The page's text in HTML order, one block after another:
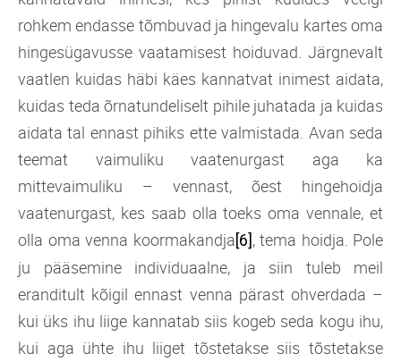
rohkem endasse tõmbuvad ja hingevalu kartes oma
hingesügavusse vaatamisest hoiduvad. Järgnevalt
vaatlen kuidas häbi käes kannatvat inimest aidata,
kuidas teda õrnatundeliselt pihile juhatada ja kuidas
aidata tal ennast pihiks ette valmistada. Avan seda
teemat vaimuliku vaatenurgast aga ka
mittevaimuliku – vennast, õest hingehoidja
vaatenurgast, kes saab olla toeks oma vennale, et
olla oma venna koormakandja[6], tema hoidja. Pole
ju pääsemine individuaalne, ja siin tuleb meil
eranditult kõigil ennast venna pärast ohverdada –
kui üks ihu liige kannatab siis kogeb seda kogu ihu,
kui aga ühte ihu liiget tõstetakse siis tõstetakse